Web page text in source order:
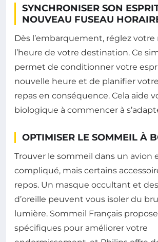
SYNCHRONISER SON
NOUVEAU FUSEAU
Dès l’embarquement, réglez
l’heure de votre destination. Ce
permet de conditionner votre
nouvelle heure et de planifier
repas en conséquence. Cela aide
biologique à commencer à
OPTIMISER LE SOMMEIL À
Trouver le sommeil dans un avion
compliqué, mais certains
repos. Un masque occultant et
d’oreille peuvent vous isoler du
lumière. Sommeil Français
spécifiques pour améliorer votre